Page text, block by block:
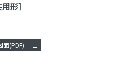
形］
面(PDF)